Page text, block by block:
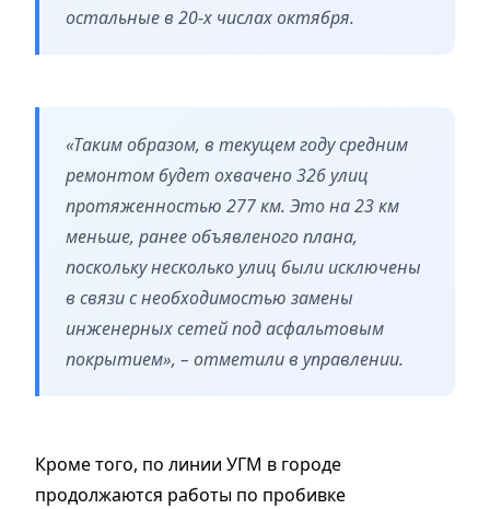
остальные в 20-х числах октября.
«Таким образом, в текущем году средним
ремонтом будет охвачено 326 улиц
протяженностью 277 км. Это на 23 км
меньше, ранее объявленого плана,
поскольку несколько улиц были исключены
в связи с необходимостью замены
инженерных сетей под асфальтовым
покрытием», – отметили в управлении.
Кроме того, по линии УГМ в городе
продолжаются работы по пробивке